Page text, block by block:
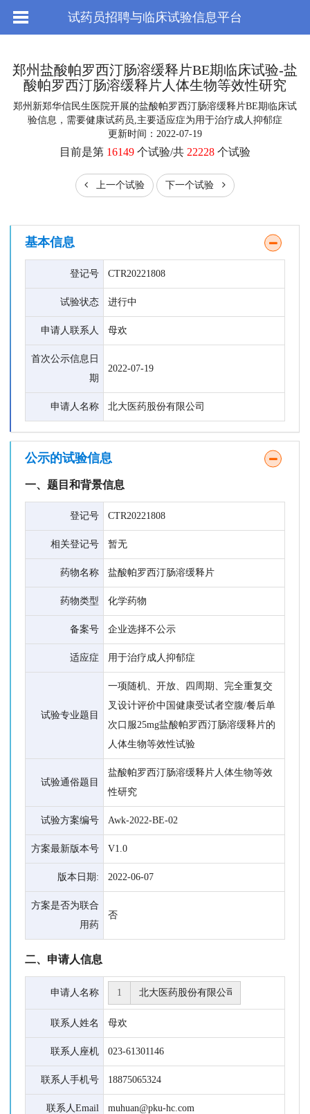
试药员招聘与临床试验信息平台
郑州盐酸帕罗西汀肠溶缓释片BE期临床试验-盐
酸帕罗西汀肠溶缓释片人体生物等效性研究
郑州新郑华信民生医院开展的盐酸帕罗西汀肠溶缓释片BE期临床试
验信息，需要健康试药员,主要适应症为用于治疗成人抑郁症
更新时间：2022-07-19
目前是第 16149 个试验/共 22228 个试验
上一个试验 下一个试验
基本信息
登记号 CTR20221808
试验状态 进行中
申请人联系人 母欢
首次公示信息日
期
2022-07-19
申请人名称 北大医药股份有限公司
公示的试验信息
一、题目和背景信息
登记号 CTR20221808
相关登记号 暂无
药物名称 盐酸帕罗西汀肠溶缓释片
药物类型 化学药物
备案号 企业选择不公示
适应症 用于治疗成人抑郁症
试验专业题目
一项随机、开放、四周期、完全重复交
叉设计评价中国健康受试者空腹/餐后单
次口服25mg盐酸帕罗西汀肠溶缓释片的
人体生物等效性试验
试验通俗题目
盐酸帕罗西汀肠溶缓释片人体生物等效
性研究
试验方案编号 Awk-2022-BE-02
方案最新版本号 V1.0
版本日期: 2022-06-07
方案是否为联合
用药
否
二、申请人信息
申请人名称 1
联系人姓名 母欢
联系人座机 023-61301146
联系人手机号 18875065324
联系人Email muhuan@pku-hc.com